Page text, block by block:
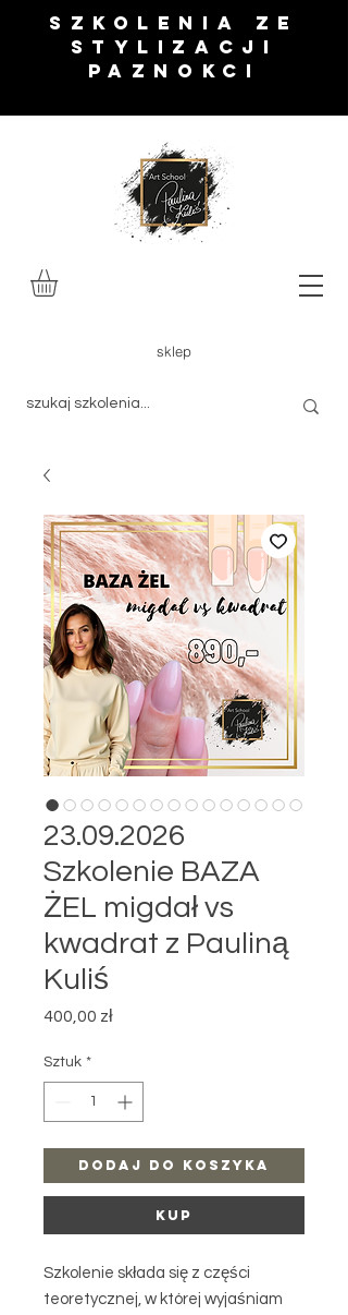
SZKOLENIA ze
stylizacji
paznokci
sklep
23.09.2026
Szkolenie BAZA
ŻEL migdał vs
kwadrat z Pauliną
Kuliś
400,00 złCena
Sztuk *
Dodaj do koszyka
Kup
Szkolenie składa się z części
teoretycznej, w której wyjaśniam